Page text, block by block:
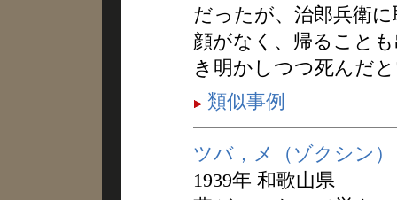
だったが、治郎兵衛
顔がなく、帰ること
き明かしつつ死んだ
類似事例
ツバ，メ（ゾクシン）
1939年 和歌山県